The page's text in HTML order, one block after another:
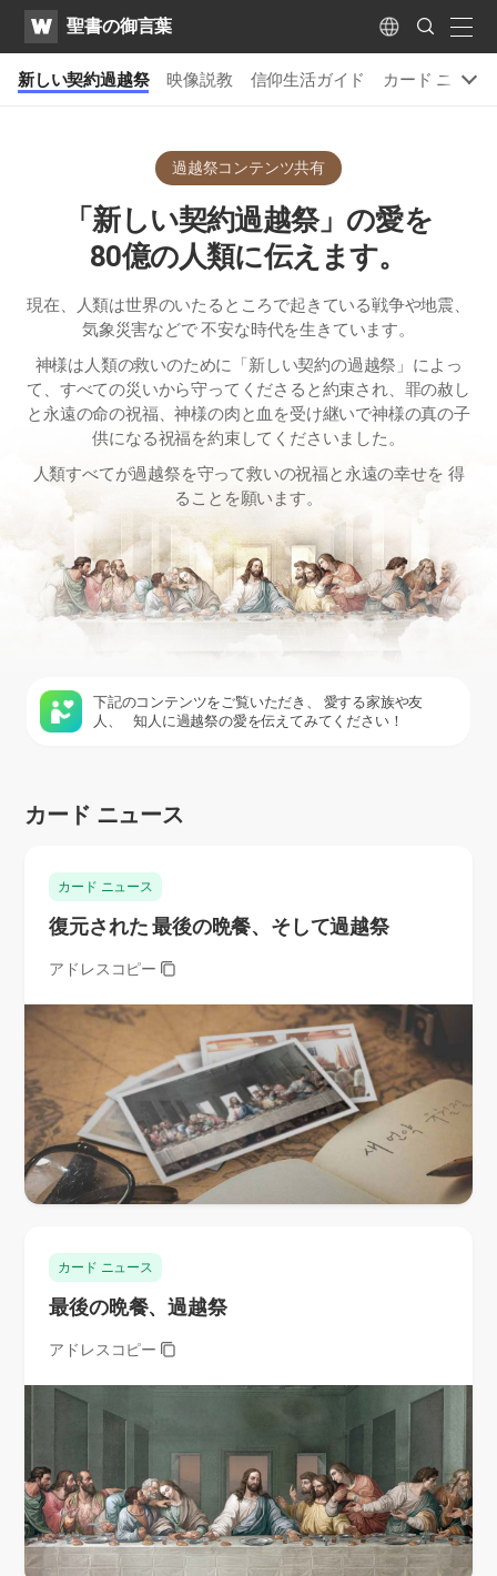
WATV聖書の御言葉 Language
Search
Submit
新しい契約過越祭 ​映像説教 信仰生活ガイド カード ニュー
過越祭コンテンツ共有
「新しい契約過越祭」の愛を
80億の人類に伝えます。
現在、人類は世界のいたるところで起きている戦争や地震、
気象災害などで 不安な時代を生きています。
神様は人類の救いのために「新しい契約の過越祭」によっ
て、すべての災いから守ってくださると約束され、罪の赦し
と永遠の命の祝福、神様の肉と血を受け継いで神様の真の子
供になる祝福を約束してくださいました。
人類すべてが過越祭を守って救いの祝福と永遠の幸せを 得
ることを願います。
下記のコンテンツをご覧いただき、
愛する家族や友
人、
知人に過越祭の愛を伝えてみてください！
カード ニュース
カード ニュース
復元された 最後の晩餐、そして過越祭
アドレスコピー
カード ニュース
最後の晩餐、過越祭
アドレスコピー